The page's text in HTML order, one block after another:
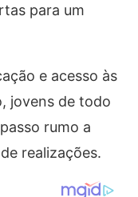
para um
e acesso às
jovens de todo
rumo a
realizações.